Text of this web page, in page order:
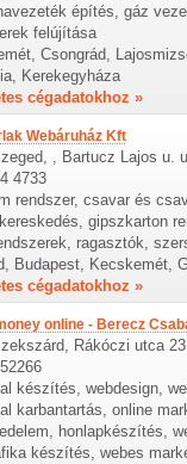
építés, gáz
felújítása
Csongrád,
Kerekegyháza
cégadatokhoz »
Webáruház Kft
, Bartucz Lajos u.
4733
rendszer, csavar és
gipszkarton
ragasztók,
Budapest, Kecskemét,
cégadatokhoz »
online - Berecz
Rákóczi utca 23
készítés, webdesign,
karbantartás, online
honlapkészítés,
készítés, webes